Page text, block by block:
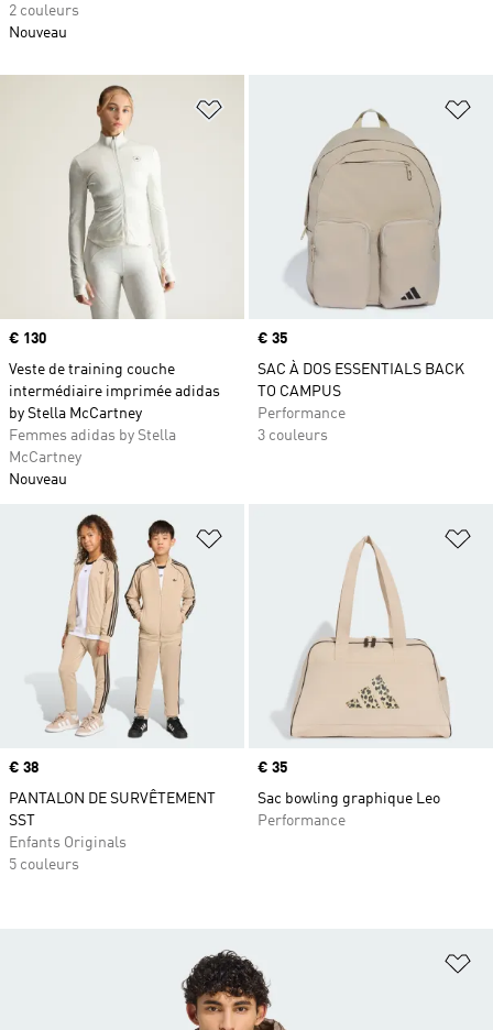
Ajouter à la Liste de produits
Prix
€ 130
Veste de training couche
intermédiaire imprimée adidas
by Stella McCartney
Femmes adidas by Stella
McCartney
Nouveau
Prix
€ 35
SAC À DOS ESSENTIALS BACK
TO CAMPUS
Performance
3 couleurs
Ajouter à la Liste de produits
Prix
€ 38
PANTALON DE SURVÊTEMENT
SST
Enfants Originals
5 couleurs
Prix
€ 35
Sac bowling graphique Leo
Performance
2 couleurs
Nouveau